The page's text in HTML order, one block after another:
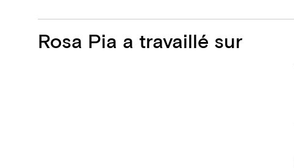
Projets
Rosa Pia a travaillé sur